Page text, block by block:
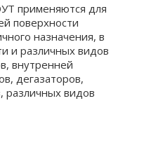
применяются для
поверхности
назначения, в
и различных видов
внутренней
дегазаторов,
различных видов